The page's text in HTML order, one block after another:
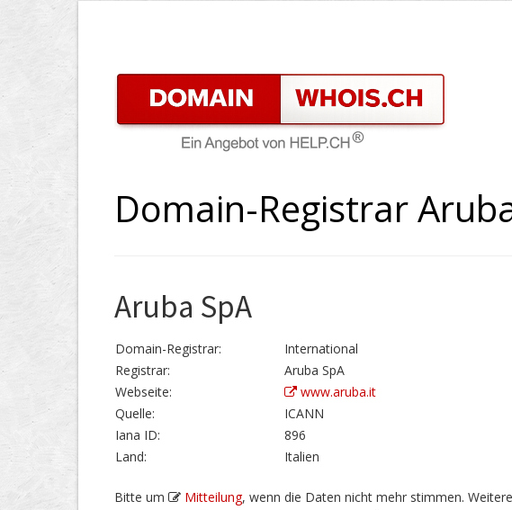
Domain-Registrar
Aruba SpA
Domain-Registrar:
International
Registrar:
Aruba SpA
Webseite:
www.aruba.it
Quelle:
ICANN
Iana ID:
896
Land:
Italien
Bitte um Mitteilung, wenn die Daten nicht mehr stimmen.